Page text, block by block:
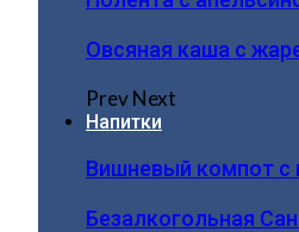
Овсяная каша с
PrevNext
Напитки
Вишневый компот с
Безалкогольная